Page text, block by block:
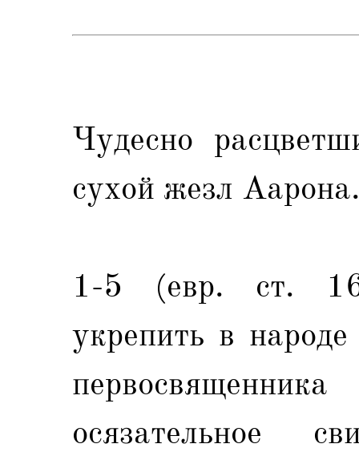
Чудесно
сухой жезл Аарона.
1-5 (евр. ст.
укрепить в
осязательное